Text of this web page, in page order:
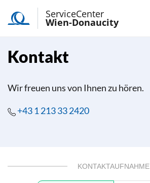
ServiceCenter
Wien-Donaucity
Kontakt
Wir freuen uns von Ihnen zu hören.
+43 1 213 33 2420
KONTAKTAUFNAHME